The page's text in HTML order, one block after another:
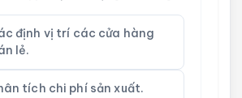
định vị trí các cửa hàng
lẻ.
tích chi phí sản xuất.